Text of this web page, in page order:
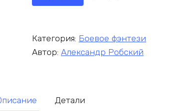
Категория: Боевое фэнтези
Автор: Александр Робский
Детали